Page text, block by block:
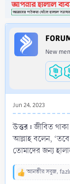
d
s
t
a
r
t
New
Jun 24, 2023
উত্তর :জীবিত
আল্লাহ বলেন,
তোমাদের জন্য
R
আনভীর সবুজ,